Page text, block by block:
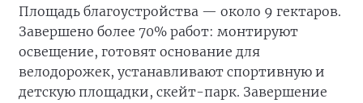
Площадь благоустройства — около 9 гектаров.
Завершено более 70% работ: монтируют
освещение, готовят основание для
велодорожек, устанавливают спортивную и
детскую площадки, скейт-парк. Завершение